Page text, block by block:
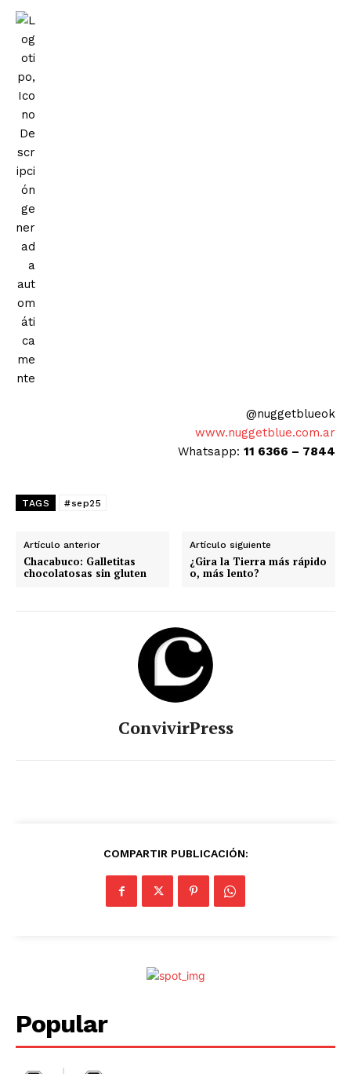
@nuggetblueok
www.nuggetblue.com.ar
Whatsapp: 11 6366 – 7844
TAGS #sep25
Artículo anterior
Chacabuco: Galletitas
chocolatosas sin gluten
Artículo siguiente
¿Gira la Tierra más rápido
o, más lento?
ConvivirPress
COMPARTIR PUBLICACIÓN:
Popular